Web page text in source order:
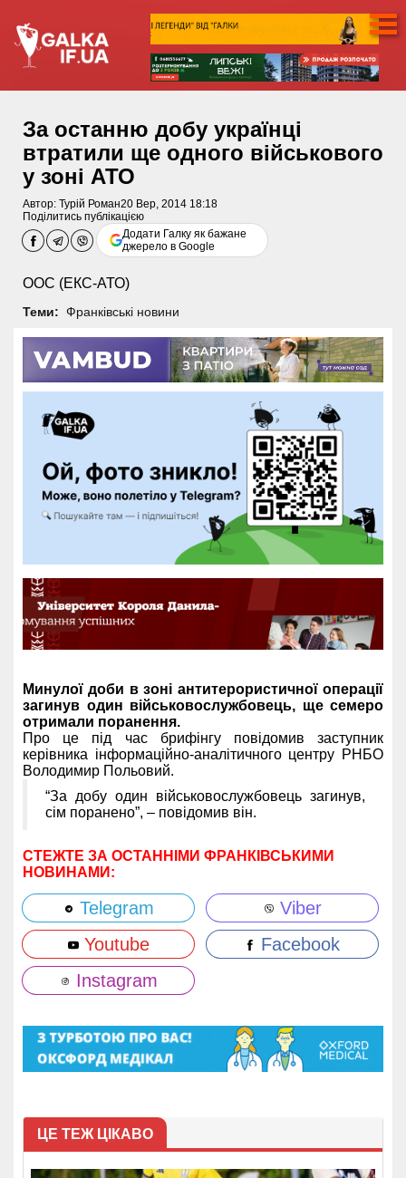
За останню добу українці
втратили ще одного військового
у зоні АТО
Автор: Турій Роман20 Вер, 2014 18:18
Поділитись публікацією
Додати Галку як бажане
джерело в Google
ООС (ЕКС-АТО)
Теми: Франківські новини
Минулої доби в зоні антитерористичної операції
загинув один військовослужбовець, ще семеро
отримали поранення.
Про це під час брифінгу повідомив заступник
керівника інформаційно-аналітичного центру РНБО
Володимир Польовий.
“За добу один військовослужбовець загинув,
сім поранено”, – повідомив він.
СТЕЖТЕ ЗА ОСТАННІМИ ФРАНКІВСЬКИМИ
НОВИНАМИ:
Telegram
Viber
Youtube
Facebook
Instagram
ЦЕ ТЕЖ ЦІКАВО